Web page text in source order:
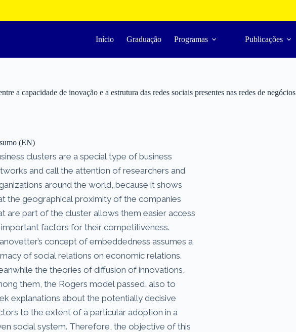
Início Graduação Programas Publicações
a capacidade de inovação e a estrutura das redes sociais presentes nas redes de negócios
(EN)
clusters are a special type of business
and call the attention of researchers and
around the world, because it shows
the geographical proximity of the companies
are part of the cluster allows them easier access
factors for their competitiveness.
concept of embeddedness assumes a
of social relations on economic relations.
the theories of diffusion of innovations,
them, the Rogers model passed, also to
explanations about the potentially decisive
to the extent of a particular adoption in a
social system. Therefore, the objective of this